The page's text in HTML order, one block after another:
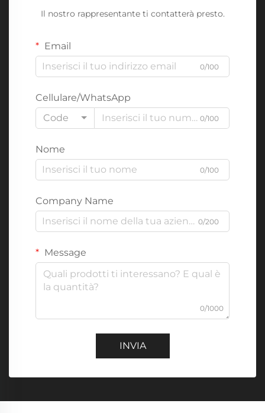
Il nostro rappresentante ti contatterà presto.
Email
0/100
Cellulare/WhatsApp
Code
0/100
Nome
0/100
Company Name
0/200
Message
0/1000
INVIA